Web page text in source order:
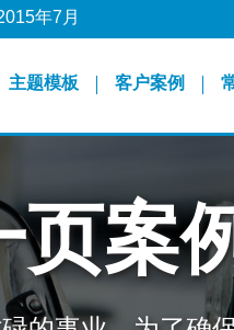
年7月
主题模板 客户案例
案